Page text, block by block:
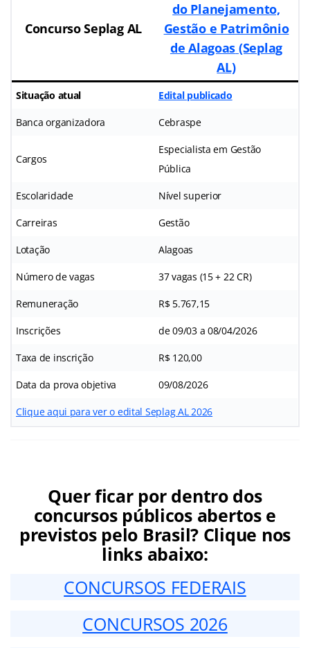
Concurso Seplag AL
do Planejamento,
Gestão e Patrimônio
de Alagoas (Seplag
AL)
Situação atual Edital publicado
Banca organizadora Cebraspe
Cargos
Especialista em Gestão
Pública
Escolaridade Nível superior
Carreiras Gestão
Lotação Alagoas
Número de vagas 37 vagas (15 + 22 CR)
Remuneração R$ 5.767,15
Inscrições de 09/03 a 08/04/2026
Taxa de inscrição R$ 120,00
Data da prova objetiva 09/08/2026
Clique aqui para ver o edital Seplag AL 2026
Quer ficar por dentro dos
concursos públicos abertos e
previstos pelo Brasil? Clique nos
links abaixo:
CONCURSOS FEDERAIS
CONCURSOS 2026